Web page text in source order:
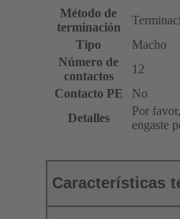
Método de
terminación
Tipo
Macho
Número de
contactos
12
Contacto PE
No
Detalles
Por
engaste
Características